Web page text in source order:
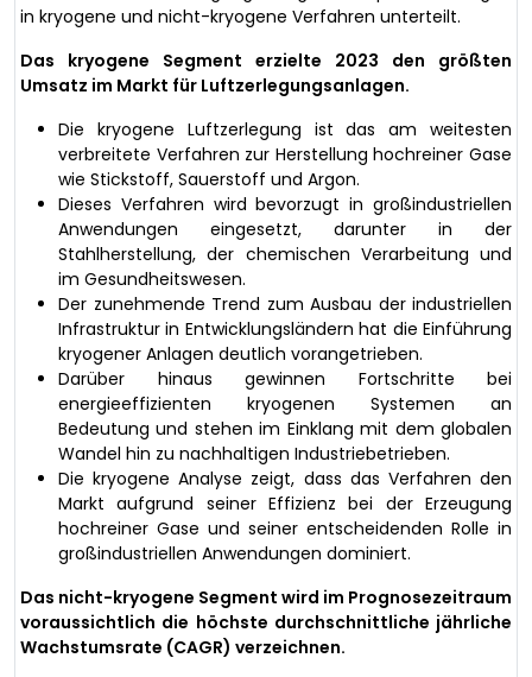
in kryogene und nicht-kryogene Verfahren unterteilt.
Das kryogene Segment erzielte 2023 den größten
Umsatz im Markt für Luftzerlegungsanlagen.
Die kryogene Luftzerlegung ist das am weitesten
verbreitete Verfahren zur Herstellung hochreiner Gase
wie Stickstoff, Sauerstoff und Argon.
Dieses Verfahren wird bevorzugt in großindustriellen
Anwendungen eingesetzt, darunter in der
Stahlherstellung, der chemischen Verarbeitung und
im Gesundheitswesen.
Der zunehmende Trend zum Ausbau der industriellen
Infrastruktur in Entwicklungsländern hat die Einführung
kryogener Anlagen deutlich vorangetrieben.
Darüber hinaus gewinnen Fortschritte bei
energieeffizienten kryogenen Systemen an
Bedeutung und stehen im Einklang mit dem globalen
Wandel hin zu nachhaltigen Industriebetrieben.
Die kryogene Analyse zeigt, dass das Verfahren den
Markt aufgrund seiner Effizienz bei der Erzeugung
hochreiner Gase und seiner entscheidenden Rolle in
großindustriellen Anwendungen dominiert.
Das nicht-kryogene Segment wird im Prognosezeitraum
voraussichtlich die höchste durchschnittliche jährliche
Wachstumsrate (CAGR) verzeichnen.